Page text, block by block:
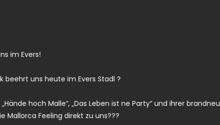
im Evers!
beehrt uns heute im Evers Stadl ?
hoch Malle“, „Das Leben ist ne Party“ und ihrer
Mallorca Feeling direkt zu uns???